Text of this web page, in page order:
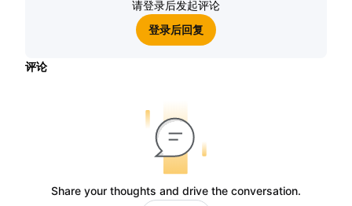
请登录后发起评论
登录后回复
评论
Share your thoughts and drive the conversation.